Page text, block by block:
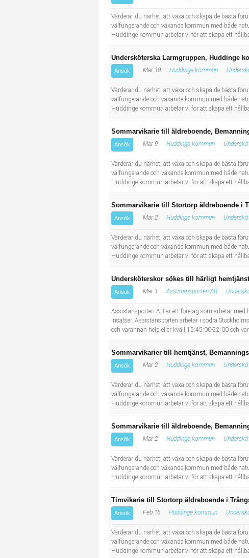
Värderar du närhet, att växa och skapa de bästa
välfungerande och växande kommun med både
Huddinge kommun arbetar vi för att skapa ett
Undersköterska Larmgruppen, Huddinge
Ansök Mar 10 Huddinge kommun
Värderar du närhet, att växa och skapa de bästa
välfungerande och växande kommun med både
Huddinge kommun arbetar vi för att skapa ett
Sommarvikarie till äldreboende,
Ansök Mar 9 Huddinge kommun
Värderar du närhet, att växa och skapa de bästa
välfungerande och växande kommun med både
Huddinge kommun arbetar vi för att skapa ett
Sommarvikarie till Stortorp äldreboende i
Ansök Mar 2 Huddinge kommun
Värderar du närhet, att växa och skapa de bästa
välfungerande och växande kommun med både
Huddinge kommun arbetar vi för att skapa ett
Undersköterskor sökes till härligt
Ansök Mar 1 Assistansporten AB
Assistansporten AB är ett företag som arbetar
insatser. Assistansporten arbetar i södra
och varannan helg eller kväll 15:45:00-22:00 och
Sommarvikarier till hemtjänst,
Ansök Mar 2 Huddinge kommun
Värderar du närhet, att växa och skapa de bästa
välfungerande och växande kommun med både
Huddinge kommun arbetar vi för att skapa ett
Sommarvikarie till äldreboende,
Ansök Mar 2 Huddinge kommun
Värderar du närhet, att växa och skapa de bästa
välfungerande och växande kommun med både
Huddinge kommun arbetar vi för att skapa ett
Timvikarie till Stortorp äldreboende i
Ansök Feb 16 Huddinge kommun
Värderar du närhet, att växa och skapa de bästa
välfungerande och växande kommun med både
Huddinge kommun arbetar vi för att skapa ett